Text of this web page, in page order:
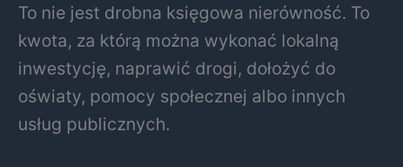
To nie jest drobna księgowa nierówność. To
kwota, za którą można wykonać lokalną
inwestycję, naprawić drogi, dołożyć do
oświaty, pomocy społecznej albo innych
usług publicznych.